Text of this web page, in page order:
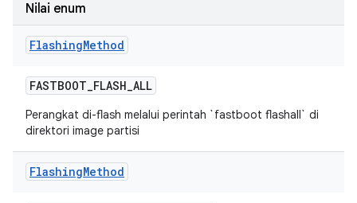
Nilai enum
FlashingMethod
FASTBOOT_FLASH_ALL
Perangkat di-flash melalui perintah `fastboot flashall` di
direktori image partisi
FlashingMethod